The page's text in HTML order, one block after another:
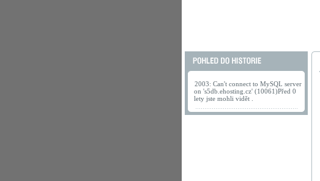
2003: Can't connect to MySQL server
on 's5db.ehosting.cz' (10061)Před 0
lety jste mohli vidět .